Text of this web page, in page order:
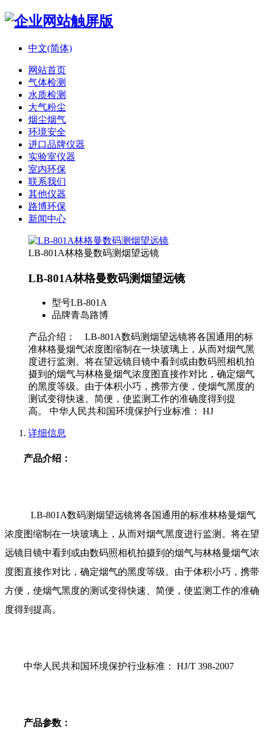
中文(简体)
网站首页
气体检测
水质检测
大气粉尘
烟尘烟气
环境安全
进口品牌仪器
实验室仪器
室内环保
联系我们
其他仪器
路博环保
新闻中心
LB-801A林格曼数码测烟望远镜
LB-801A林格曼数码测烟望远镜
型号LB-801A
品牌青岛路博
产品介绍： LB-801A数码测烟望远镜将各国通用的标
准林格曼烟气浓度图缩制在一块玻璃上，从而对烟气黑
度进行监测。将在望远镜目镜中看到或由数码照相机拍
摄到的烟气与林格曼烟气浓度图直接作对比，确定烟气
的黑度等级。由于体积小巧，携带方便，使烟气黑度的
测试变得快速、简便，使监测工作的准确度得到提
高。 中华人民共和国环境保护行业标准： HJ
详细信息
产品介绍：
LB-801A数码测烟望远镜将各国通用的标准林格曼烟气
浓度图缩制在一块玻璃上，从而对烟气黑度进行监测。将在望
远镜目镜中看到或由数码照相机拍摄到的烟气与林格曼烟气浓
度图直接作对比，确定烟气的黑度等级。由于体积小巧，携带
方便，使烟气黑度的测试变得快速、简便，使监测工作的准确
度得到提高。
中华人民共和国环境保护行业标准： HJ/T 398-2007
产品参数：